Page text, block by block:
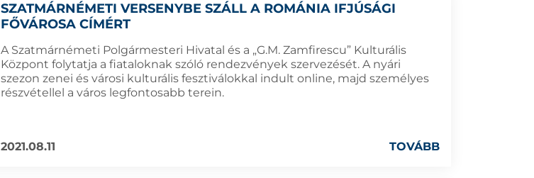
SZATMÁRNÉMETI VERSENYBE SZÁLL A ROMÁNIA IFJÚSÁGI
FŐVÁROSA CÍMÉRT
A Szatmárnémeti Polgármesteri Hivatal és a „G.M. Zamfirescu” Kulturális
Központ folytatja a fiataloknak szóló rendezvények szervezését. A nyári
szezon zenei és városi kulturális fesztiválokkal indult online, majd személyes
részvétellel a város legfontosabb terein.
2021.08.11 TOVÁBB